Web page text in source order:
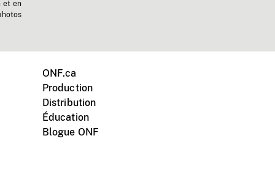
et en
ONF.ca
Production
Distribution
Éducation
Blogue ONF